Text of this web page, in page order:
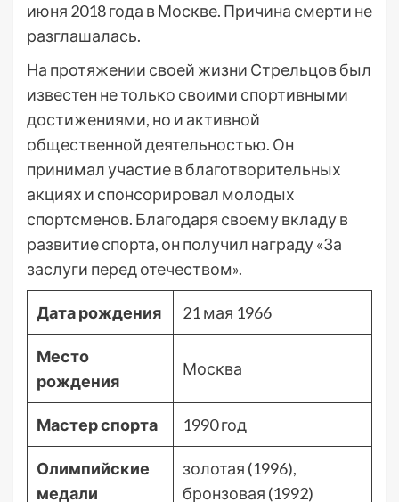
июня 2018 года в Москве. Причина смерти не
разглашалась.
На протяжении своей жизни Стрельцов был
известен не только своими спортивными
достижениями, но и активной
общественной деятельностью. Он
принимал участие в благотворительных
акциях и спонсорировал молодых
спортсменов. Благодаря своему вкладу в
развитие спорта, он получил награду «За
заслуги перед отечеством».
Дата рождения 21 мая 1966
Место
рождения
Москва
Мастер спорта 1990 год
Олимпийские
медали
золотая (1996),
бронзовая (1992)